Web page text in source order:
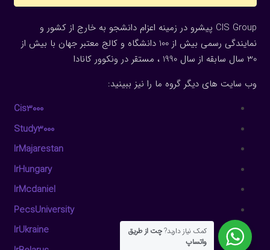
CIS Group پیشرو در زمینه اعزام دانشجو به خارج از کشور و
نمایندگی رسمی بیش از 100 دانشگاه و کالج معتبر جهان با بیش از
30 سال سابقه از سال 1990 ، مستقر در ونکوور کانادا
وب سایت های دیگر گروه ما را نیز ببینید:
Cis3000
Study3000
IrMajarestan
IrHungary
IrMcdaniel
PecsUniversity
IrUkraine
کمک نیاز دارید?چت از طریق
واتساپ